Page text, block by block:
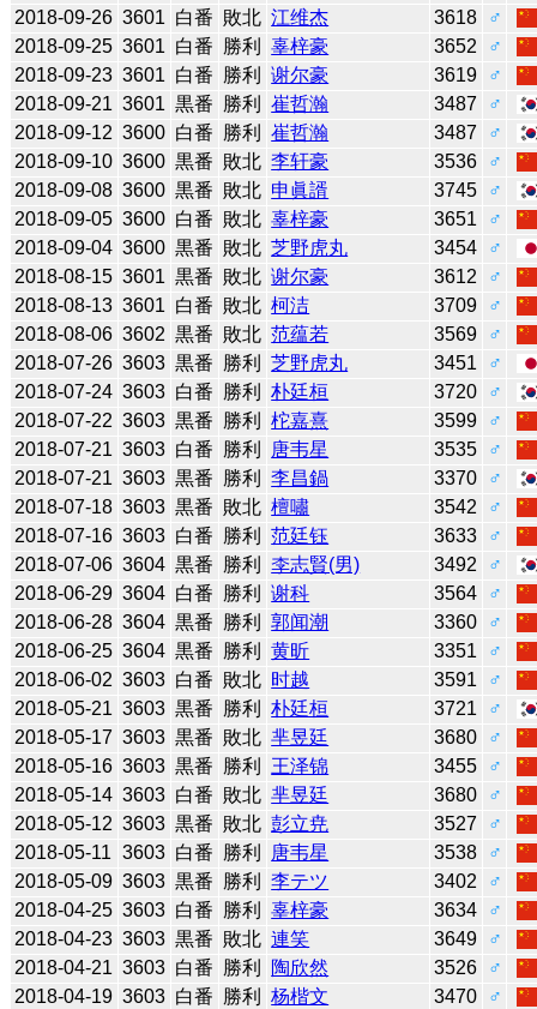
2018-09-26 3601 白番 敗北 江维杰 3618
♂
2018-09-25 3601 白番 勝利 辜梓豪 3652
♂
2018-09-23 3601 白番 勝利 谢尔豪 3619
♂
2018-09-21 3601 黒番 勝利 崔哲瀚 3487
♂
2018-09-12 3600 白番 勝利 崔哲瀚 3487
♂
2018-09-10 3600 黒番 敗北 李轩豪 3536
♂
2018-09-08 3600 黒番 敗北 申眞諝 3745
♂
2018-09-05 3600 白番 敗北 辜梓豪 3651
♂
2018-09-04 3600 黒番 敗北 芝野虎丸 3454
♂
2018-08-15 3601 黒番 敗北 谢尔豪 3612
♂
2018-08-13 3601 白番 敗北 柯洁 3709
♂
2018-08-06 3602 黒番 敗北 范蕴若 3569
♂
2018-07-26 3603 黒番 勝利 芝野虎丸 3451
♂
2018-07-24 3603 白番 勝利 朴廷桓 3720
♂
2018-07-22 3603 黒番 勝利 柁嘉熹 3599
♂
2018-07-21 3603 白番 勝利 唐韦星 3535
♂
2018-07-21 3603 黒番 勝利 李昌鍋 3370
♂
2018-07-18 3603 黒番 敗北 檀嘯 3542
♂
2018-07-16 3603 白番 勝利 范廷钰 3633
♂
2018-07-06 3604 黒番 勝利 李志賢(男) 3492
♂
2018-06-29 3604 白番 勝利 谢科 3564
♂
2018-06-28 3604 黒番 勝利 郭闻潮 3360
♂
2018-06-25 3604 黒番 勝利 黄昕 3351
♂
2018-06-02 3603 白番 敗北 时越 3591
♂
2018-05-21 3603 黒番 勝利 朴廷桓 3721
♂
2018-05-17 3603 黒番 敗北 芈昱廷 3680
♂
2018-05-16 3603 黒番 勝利 王泽锦 3455
♂
2018-05-14 3603 白番 敗北 芈昱廷 3680
♂
2018-05-12 3603 黒番 敗北 彭立尭 3527
♂
2018-05-11 3603 白番 勝利 唐韦星 3538
♂
2018-05-09 3603 黒番 勝利 李テツ 3402
♂
2018-04-25 3603 白番 勝利 辜梓豪 3634
♂
2018-04-23 3603 黒番 敗北 連笑 3649
♂
2018-04-21 3603 白番 勝利 陶欣然 3526
♂
2018-04-19 3603 白番 勝利 杨楷文 3470 ♂